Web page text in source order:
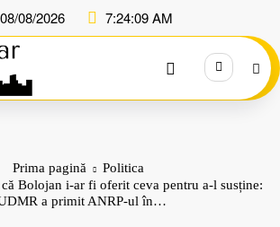
08/08/2026 7:24:10 AM
Prima pagină
Politica
Bolojan i-ar fi oferit ceva pentru a-l susține:
a primit ANRP-ul în…